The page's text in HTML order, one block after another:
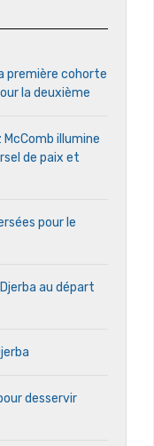
première cohorte
la deuxième
illumine
de paix et
pour le
au départ
desservir